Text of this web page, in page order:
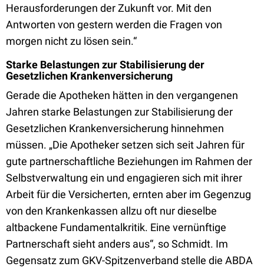
Herausforderungen der Zukunft vor. Mit den
Antworten von gestern werden die Fragen von
morgen nicht zu lösen sein.“
Starke Belastungen zur Stabilisierung der
Gesetzlichen Krankenversicherung
Gerade die Apotheken hätten in den vergangenen
Jahren starke Belastungen zur Stabilisierung der
Gesetzlichen Krankenversicherung hinnehmen
müssen. „Die Apotheker setzen sich seit Jahren für
gute partnerschaftliche Beziehungen im Rahmen der
Selbstverwaltung ein und engagieren sich mit ihrer
Arbeit für die Versicherten, ernten aber im Gegenzug
von den Krankenkassen allzu oft nur dieselbe
altbackene Fundamentalkritik. Eine vernünftige
Partnerschaft sieht anders aus“, so Schmidt. Im
Gegensatz zum GKV-Spitzenverband stelle die ABDA